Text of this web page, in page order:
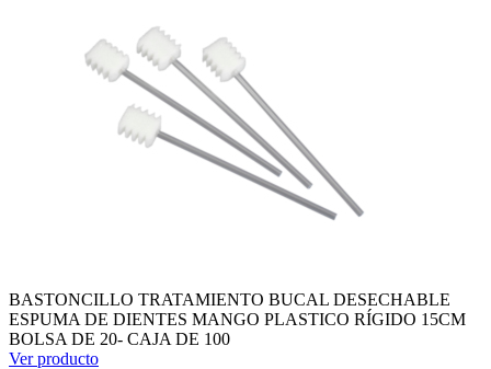
BASTONCILLO TRATAMIENTO BUCAL DESECHABLE
ESPUMA DE DIENTES MANGO PLASTICO RÍGIDO 15CM
BOLSA DE 20- CAJA DE 100
Ver producto